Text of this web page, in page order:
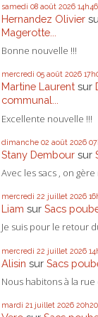
samedi 08 août 2026 14h46
Hernandez Olivier
Magerotte...
Bonne nouvelle !!!
mercredi 05 août 2026
Martine Laurentsur
communal...
Excellente nouvelle !!!
dimanche 02 août 2026
Stany Dembour sur
Avec les sacs , on
mercredi 22 juillet 2026
Liam sur Sacs
Je suis pour le retour
mercredi 22 juillet 2026
Alisin sur Sacs
Nous habitons à la
mardi 21 juillet 2026 20h20